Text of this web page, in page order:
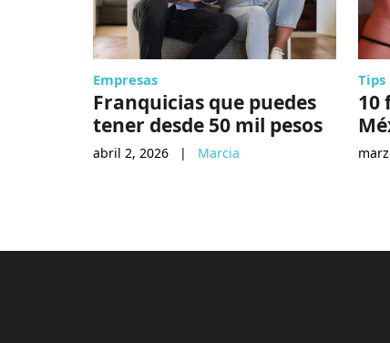
Empresas
Franquicias que puedes
tener desde 50 mil pesos
abril 2, 2026 | Marcia
Tips
10